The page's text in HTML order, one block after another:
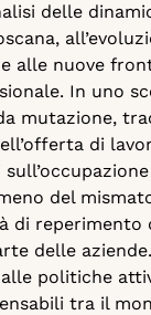
delle
alle nuove
In uno
mutazione,
di
del
di reperimento
delle aziende.
politiche
tra il